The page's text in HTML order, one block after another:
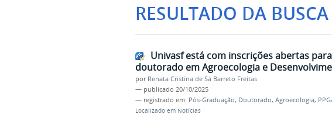
RESULTADO DA BUSCA
Univasf está com inscrições abertas
doutorado em Agroecologia e
por Renata Cristina de Sá Barreto Freitas
— publicado 20/10/2025
— registrado em: Pós-Graduação, Doutorado, Agroecologia,
Localizado em Notícias